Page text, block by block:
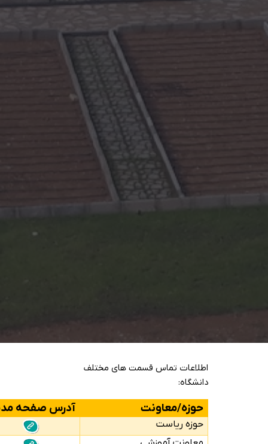
اطلاعات تماس قسمت های مختلف
دانشگاه:
حوزه/معاونت آدرس صفحه
حوزه ریاست